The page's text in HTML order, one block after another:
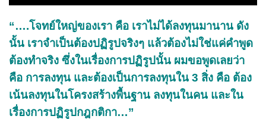
“….โจทย์ใหญ่ของเรา คือ เราไม่ได้ลงทุนมานาน ดัง
นั้น เราจำเป็นต้องปฏิรูปจริงๆ แล้วต้องไม่ใช่แค่คำพูด
ต้องทำจริง ซึ่งในเรื่องการปฏิรูปนั้น ผมขอพูดเลยว่า
คือ การลงทุน และต้องเป็นการลงทุนใน 3 สิ่ง คือ ต้อง
เน้นลงทุนในโครงสร้างพื้นฐาน ลงทุนในคน และใน
เรื่องการปฏิรูปกฎกติกา…”